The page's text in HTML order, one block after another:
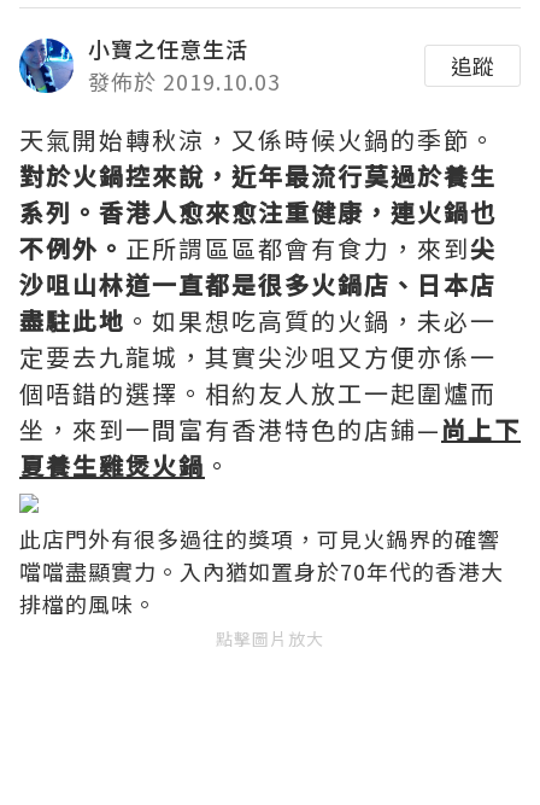
小寶之任意生活
發佈於 2019.10.03
追蹤
天氣開始轉秋涼，又係時候火鍋的季節。
對於火鍋控來說，近年最流行莫過於養生
系列。香港人愈來愈注重健康，連火鍋也
不例外。 正所謂區區都會有食力，來到尖
沙咀山林道一直都是很多火鍋店、日本店
盡駐此地 。如果想吃高質的火鍋，未必一
定要去九龍城，其實尖沙咀又方便亦係一
個唔錯的選擇。相約友人放工一起圍爐而
坐，來到一間富有香港特色的店鋪—尚上下
夏養生雞煲火鍋 。
此店門外有很多過往的獎項，可見火鍋界的確響
噹噹盡顯實力。入內猶如置身於70年代的香港大
排檔的風味。
點擊圖片放大